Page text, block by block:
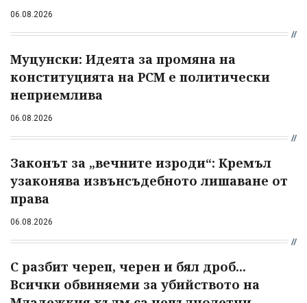
06.08.2026
Муцунски: Идеята за промяна на
конституцията на РСМ е политически
неприемлива
06.08.2026
Законът за „вечните изроди“: Кремъл
узаконява извънсъдебното лишаване от
права
06.08.2026
С разбит череп, черен и бял дроб...
Всички обвиняеми за убийството на